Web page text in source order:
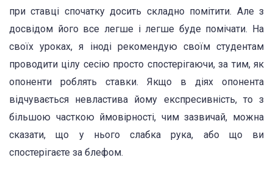
при ставці спочатку досить складно помітити. Але з
досвідом його все легше і легше буде помічати. На
своїх уроках, я іноді рекомендую своїм студентам
проводити цілу сесію просто спостерігаючи, за тим, як
опоненти роблять ставки. Якщо в діях опонента
відчувається невластива йому експресивність, то з
більшою часткою ймовірності, чим зазвичай, можна
сказати, що у нього слабка рука, або що ви
спостерігаєте за блефом.